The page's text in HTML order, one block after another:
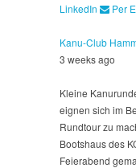
LinkedIn
Per
Kanu-Club
3 weeks ago
Kleine
eignen sich im
Rundtour zu
Bootshaus des
Feierabend